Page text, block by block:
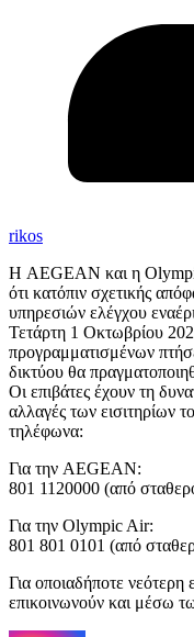
rikos
Η AEGEAN και η
ότι κατόπιν σχετικής
υπηρεσιών ελέγχου
Τετάρτη 1 Οκτωβρίου
προγραμματισμένων
δικτύου θα
Οι επιβάτες έχουν τη
αλλαγές των εισιτηρίων
τηλέφωνα:
Για την AEGEAN:
801 1120000 (από
Για την Olympic Air:
801 801 0101 (από
Για οποιαδήποτε
επικοινωνούν και μέσω